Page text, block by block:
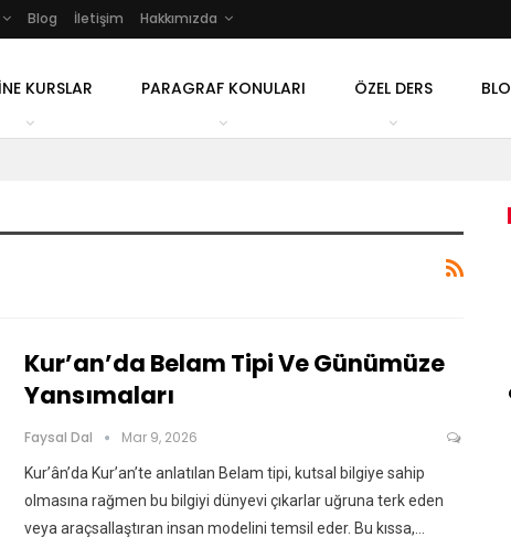
Blog İletişim Hakkımızda
KURSLAR PARAGRAF KONULARI ÖZEL DERS
Kur’an’da Belam Tipi Ve Günümüze
Yansımaları
Faysal Dal Mar 9, 2026
Kur’ân’da Kur’an’te anlatılan Belam tipi, kutsal bilgiye sahip
olmasına rağmen bu bilgiyi dünyevi çıkarlar uğruna terk eden
veya araçsallaştıran insan modelini temsil eder. Bu kıssa,…